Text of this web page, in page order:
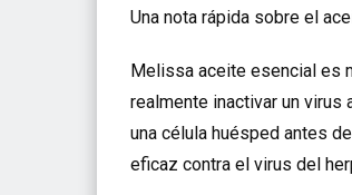
Una nota rápida sobre el
Melissa aceite esencial es
realmente inactivar un virus
una célula huésped antes
eficaz contra el virus del